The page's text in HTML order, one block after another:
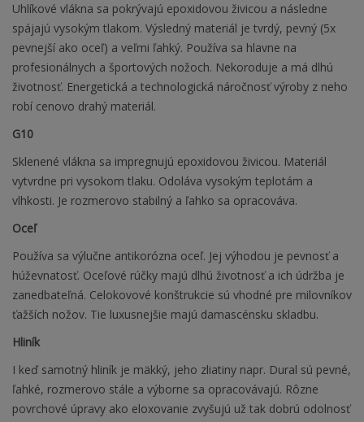
Uhlíkové vlákna sa pokrývajú epoxidovou živicou a následne
spájajú vysokým tlakom. Výsledný materiál je tvrdý, pevný (5x
pevnejší ako oceľ) a veľmi ľahký. Používa sa hlavne na
profesionálnych a športových nožoch. Nekoroduje a má dlhú
životnosť. Energetická a technologická náročnosť výroby z neho
robí cenovo drahý materiál.
G10
Sklenené vlákna sa impregnujú epoxidovou živicou. Materiál
vytvrdne pri vysokom tlaku. Odoláva vysokým teplotám a
vlhkosti. Je rozmerovo stabilný a ľahko sa opracováva.
Oceľ
Používa sa výlučne antikorózna oceľ. Jej výhodou je pevnosť a
húževnatosť. Oceľové rúčky majú dlhú životnosť a ich údržba je
zanedbateľná. Celokovové konštrukcie sú vhodné pre milovníkov
ťažších nožov. Tie luxusnejšie majú damascénsku skladbu.
Hliník
I keď samotný hliník je mäkký, jeho zliatiny napr. Dural sú pevné,
ľahké, rozmerovo stále a výborne sa opracovávajú. Rôzne
povrchové úpravy ako eloxovanie zvyšujú už tak dobrú odolnosť